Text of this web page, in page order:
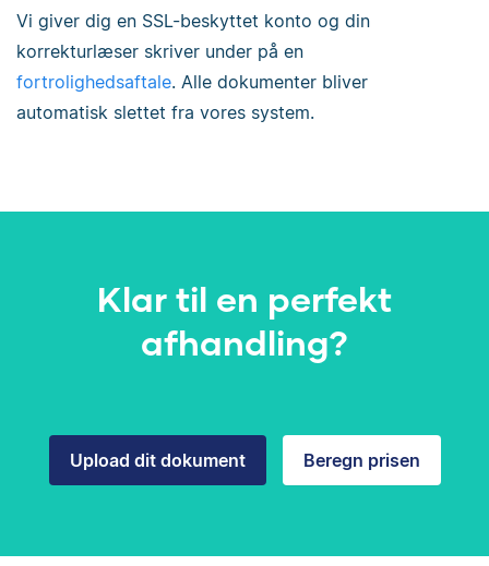
Vi giver dig en SSL-beskyttet konto og din
korrekturlæser skriver under på en
fortrolighedsaftale. Alle dokumenter bliver
automatisk slettet fra vores system.
Klar til en perfekt
afhandling?
Upload dit dokument Beregn prisen